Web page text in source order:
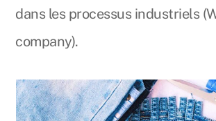
dans les processus industriels
company).